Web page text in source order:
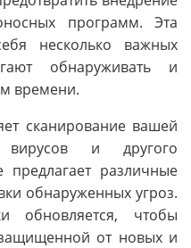
программ. Эта
несколько важных
обнаруживать и
времени.
сканирование вашей
и другого
различные
обнаруженных угроз.
обновляется, чтобы
от новых и